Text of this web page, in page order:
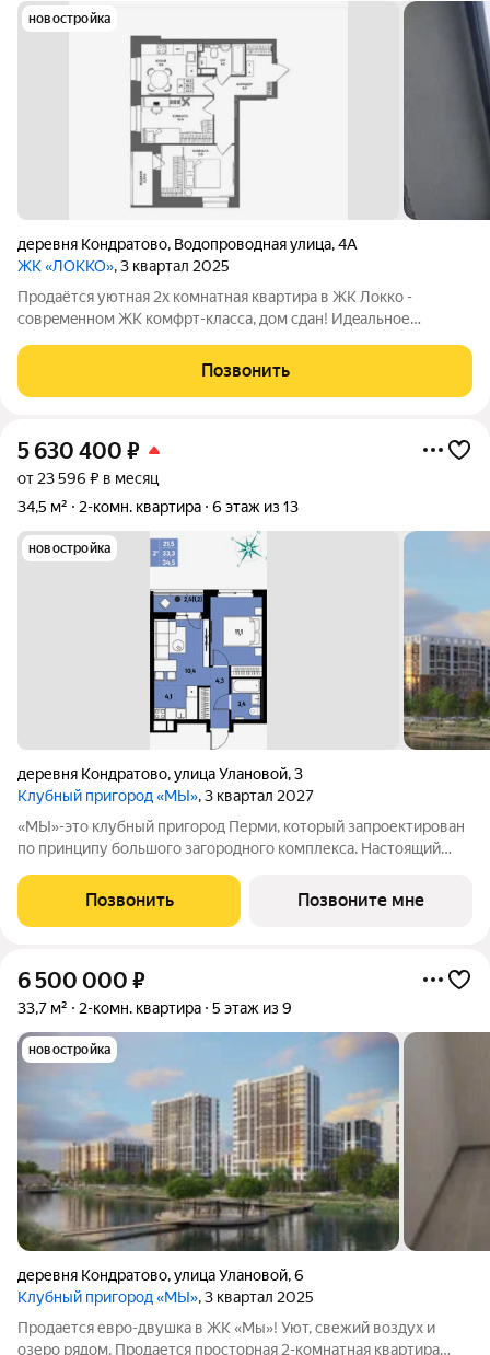
новостройка
деревня Кондратово, Водопроводная улица,4А
ЖК «ЛОККО», 3 квартал 2025
Прoдaётcя уютнaя 2х комнатная квартирa в ЖК Лoкко -
cоврeмeннoм ЖК комфpт-клacca, дом сдан! Идeальное
Прeимущeства пpoживaния в ЖK LОQO: Kачеcтвeнная oтдeлка
Позвонить
5 630 400 ₽
от 23 596 ₽ в месяц
34,5 м²
2-комн. квартира 6 этаж из 13
новостройка
деревня Кондратово,улица Улановой,3
Клубный пригород «МЫ», 3 квартал 2027
«МЫ»-это клубный пригород Перми, который запроектирован
по принципу большого загородного комплекса. Настоящий
у озера. На территории помимо парков и велодорожек будут
объекты социальной
Позвонить Позвоните мне
6 500 000 ₽
33,7 м² 2-комн. квартира 5 этаж из 9
новостройка
деревня Кондратово,улица Улановой,6
Клубный пригород «МЫ», 3 квартал 2025
Продается евро-двушка в ЖК «Мы»! Уют, свежий воздух и
озеро рядом. Продается просторная 2-комнатная квартира